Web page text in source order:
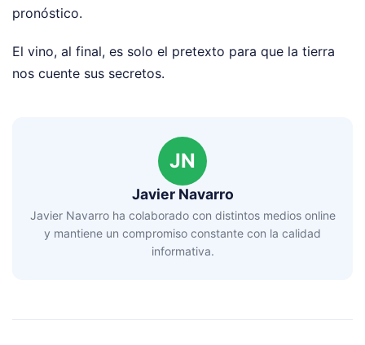
pronóstico.
El vino, al final, es solo el pretexto para que la tierra
nos cuente sus secretos.
JN
Javier Navarro
Javier Navarro ha colaborado con distintos medios online
y mantiene un compromiso constante con la calidad
informativa.